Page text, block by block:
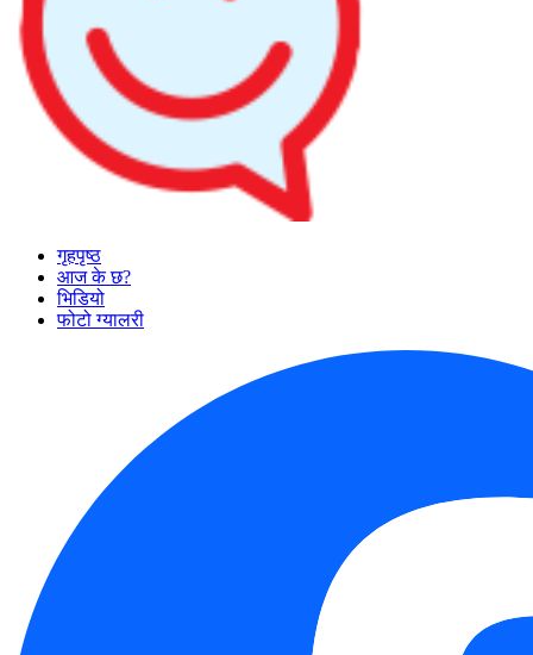
गृहपृष्ठ
आज के छ?
भिडियो
फोटो ग्यालरी